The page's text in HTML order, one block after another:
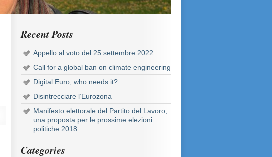
Recent Posts
Appello al voto del 25 settembre 2022
Call for a global ban on climate engineering
Digital Euro, who needs it?
Disintrecciare l’Eurozona
Manifesto elettorale del Partito del Lavoro,
una proposta per le prossime elezioni
politiche 2018
Categories